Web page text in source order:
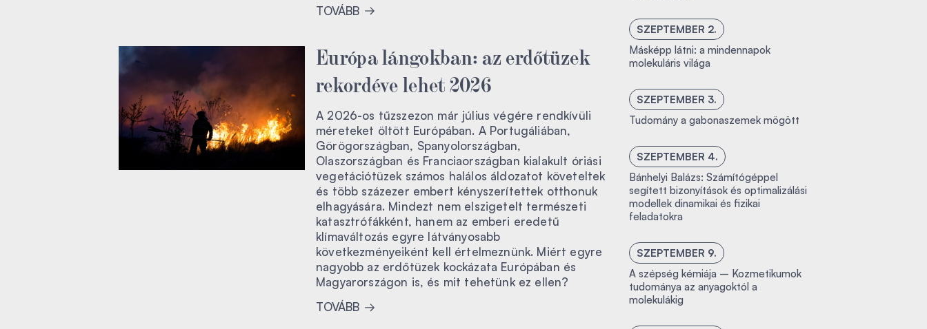
TOVÁBB
Európa lángokban: az erdőtüzek
rekordéve lehet 2026
A 2026-os tűzszezon már július végére rendkívüli
méreteket öltött Európában. A Portugáliában,
Görögországban, Spanyolországban,
Olaszországban és Franciaországban kialakult óriási
vegetációtüzek számos halálos áldozatot követeltek
és több százezer embert kényszerítettek otthonuk
elhagyására. Mindezt nem elszigetelt természeti
katasztrófákként, hanem az emberi eredetű
klímaváltozás egyre látványosabb
következményeiként kell értelmeznünk. Miért egyre
nagyobb az erdőtüzek kockázata Európában és
Magyarországon is, és mit tehetünk ez ellen?
TOVÁBB
SZEPTEMBER 2.
Másképp látni: a mindennapok
molekuláris világa
SZEPTEMBER 3.
Tudomány a gabonaszemek mögött
SZEPTEMBER 4.
Bánhelyi Balázs: Számítógéppel
segített bizonyítások és optimalizálási
modellek dinamikai és fizikai
feladatokra
SZEPTEMBER 9.
A szépség kémiája – Kozmetikumok
tudománya az anyagoktól a
molekulákig